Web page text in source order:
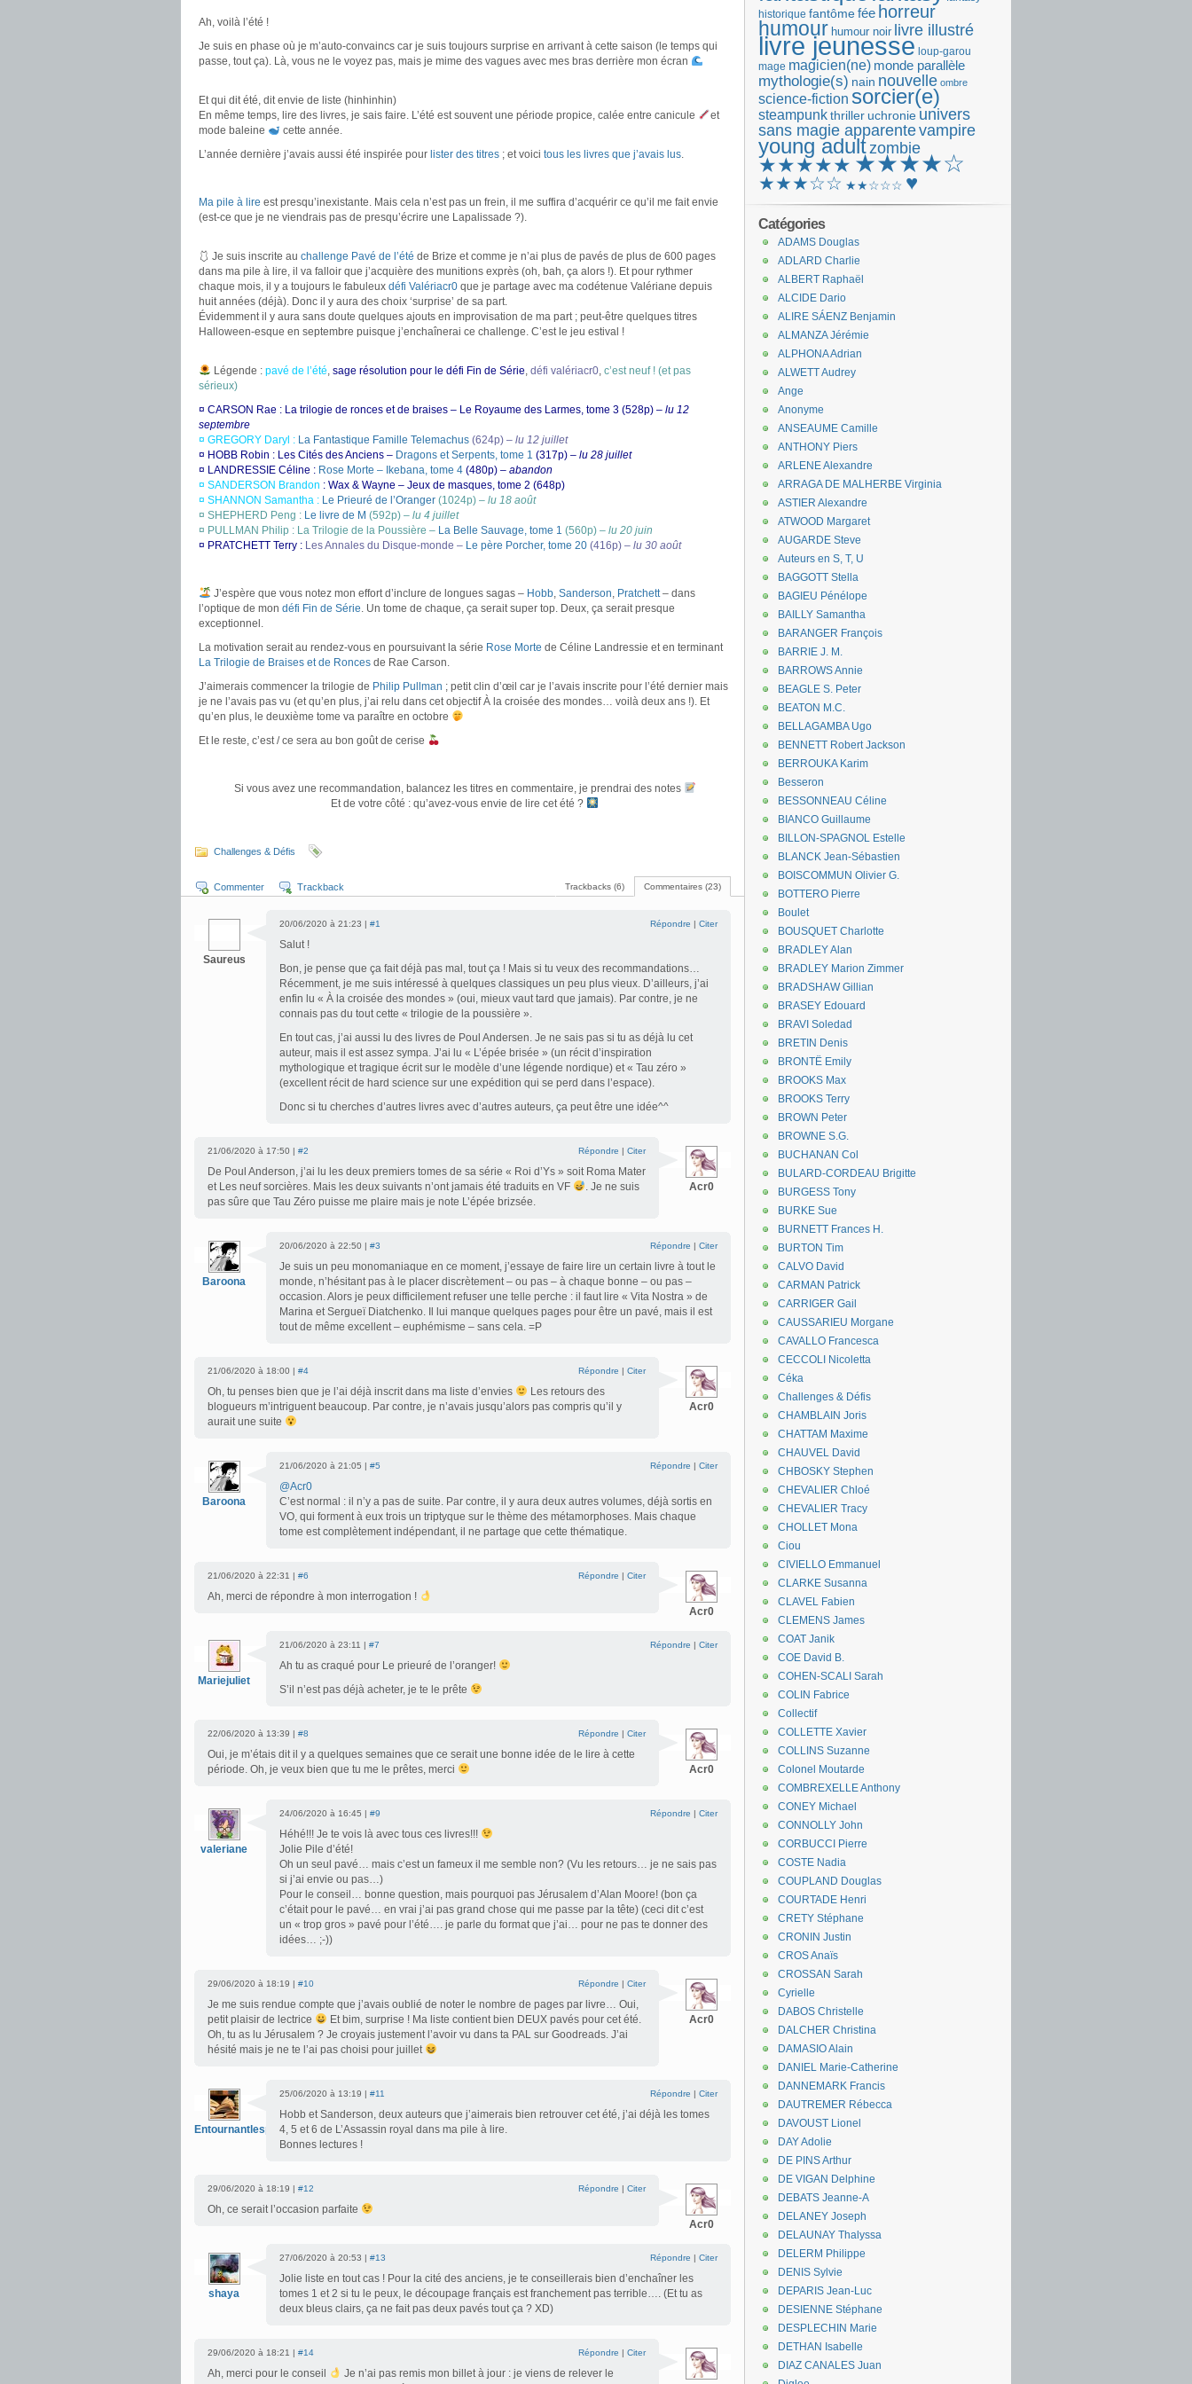
Ah, voilà l’été !
Je suis en phase où je m’auto-convaincs car je suis toujours surprise en arrivant à cette saison (le temps qui
passe, tout ça). Là, vous ne le voyez pas, mais je mime des vagues avec mes bras derrière mon écran
Et qui dit été, dit envie de liste (hinhinhin)
En même temps, lire des livres, je sais faire. L’été est souvent une période propice, calée entre canicule
et
mode baleine
cette année.
L’année dernière j’avais aussi été inspirée pour lister des titres ; et voici tous les livres que j’avais lus.
Ma pile à lire est presqu’inexistante. Mais cela n’est pas un frein, il me suffira d’acquérir ce qu’il me fait envie
(est-ce que je ne viendrais pas de presqu’écrire une Lapalissade ?).
🩱 Je suis inscrite au challenge Pavé de l’été de Brize et comme je n’ai plus de pavés de plus de 600 pages
dans ma pile à lire, il va falloir que j’acquière des munitions exprès (oh, bah, ça alors !). Et pour rythmer
chaque mois, il y a toujours le fabuleux défi Valériacr0 que je partage avec ma codétenue Valériane depuis
huit années (déjà). Donc il y aura des choix ‘surprise’ de sa part.
Évidemment il y aura sans doute quelques ajouts en improvisation de ma part ; peut-être quelques titres
Halloween-esque en septembre puisque j’enchaînerai ce challenge. C’est le jeu estival !
Légende : pavé de l’été, sage résolution pour le défi Fin de Série, défi valériacr0, c’est neuf ! (et pas
sérieux)
¤ CARSON Rae : La trilogie de ronces et de braises – Le Royaume des Larmes, tome 3 (528p) – lu 12
septembre
¤ GREGORY Daryl : La Fantastique Famille Telemachus (624p) – lu 12 juillet
¤ HOBB Robin : Les Cités des Anciens – Dragons et Serpents, tome 1 (317p) – lu 28 juillet
¤ LANDRESSIE Céline : Rose Morte – Ikebana, tome 4 (480p) – abandon
¤ SANDERSON Brandon : Wax & Wayne – Jeux de masques, tome 2 (648p)
¤ SHANNON Samantha : Le Prieuré de l’Oranger (1024p) – lu 18 août
¤ SHEPHERD Peng : Le livre de M (592p) – lu 4 juillet
¤ PULLMAN Philip : La Trilogie de la Poussière – La Belle Sauvage, tome 1 (560p) – lu 20 juin
¤ PRATCHETT Terry : Les Annales du Disque-monde – Le père Porcher, tome 20 (416p) – lu 30 août
J’espère que vous notez mon effort d’inclure de longues sagas – Hobb, Sanderson, Pratchett– dans
l’optique de mon défi Fin de Série. Un tome de chaque, ça serait super top. Deux, ça serait presque
exceptionnel.
La motivation serait au rendez-vous en poursuivant la série Rose Morte de Céline Landressie et en terminant
La Trilogie de Braises et de Ronces de Rae Carson.
J’aimerais commencer la trilogie de Philip Pullman ; petit clin d’œil car je l’avais inscrite pour l’été dernier mais
je ne l’avais pas vu (et qu’en plus, j’ai relu dans cet objectif À la croisée des mondes… voilà deux ans !). Et
qu’en plus, le deuxième tome va paraître en octobre
Et le reste, c’est / ce sera au bon goût de cerise
Si vous avez une recommandation, balancez les titres en commentaire, je prendrai des notes
Et de votre côté : qu’avez-vous envie de lire cet été ?
Challenges & Défis
Commentaires (23)
Trackbacks (6)
Commenter Trackback
Saureus
20/06/2020 à 21:23 | #1 Répondre | Citer
Salut !
Bon, je pense que ça fait déjà pas mal, tout ça ! Mais si tu veux des recommandations…
Récemment, je me suis intéressé à quelques classiques un peu plus vieux. D’ailleurs, j’ai
enfin lu « À la croisée des mondes » (oui, mieux vaut tard que jamais). Par contre, je ne
connais pas du tout cette « trilogie de la poussière ».
En tout cas, j’ai aussi lu des livres de Poul Andersen. Je ne sais pas si tu as déjà lu cet
auteur, mais il est assez sympa. J’ai lu « L’épée brisée » (un récit d’inspiration
mythologique et tragique écrit sur le modèle d’une légende nordique) et « Tau zéro »
(excellent récit de hard science sur une expédition qui se perd dans l’espace).
Donc si tu cherches d’autres livres avec d’autres auteurs, ça peut être une idée^^
Acr0
21/06/2020 à 17:50 | #2 Répondre | Citer
De Poul Anderson, j’ai lu les deux premiers tomes de sa série « Roi d’Ys » soit Roma Mater
et Les neuf sorcières. Mais les deux suivants n’ont jamais été traduits en VF
. Je ne suis
pas sûre que Tau Zéro puisse me plaire mais je note L’épée brizsée.
Baroona
20/06/2020 à 22:50 | #3 Répondre | Citer
Je suis un peu monomaniaque en ce moment, j’essaye de faire lire un certain livre à tout le
monde, n’hésitant pas à le placer discrètement – ou pas – à chaque bonne – ou pas –
occasion. Alors je peux difficilement refuser une telle perche : il faut lire « Vita Nostra » de
Marina et Sergueï Diatchenko. Il lui manque quelques pages pour être un pavé, mais il est
tout de même excellent – euphémisme – sans cela. =P
Acr0
21/06/2020 à 18:00 | #4 Répondre | Citer
Oh, tu penses bien que je l’ai déjà inscrit dans ma liste d’envies
Les retours des
blogueurs m’intriguent beaucoup. Par contre, je n’avais jusqu’alors pas compris qu’il y
aurait une suite
Baroona
21/06/2020 à 21:05 | #5 Répondre | Citer
@Acr0
C’est normal : il n’y a pas de suite. Par contre, il y aura deux autres volumes, déjà sortis en
VO, qui forment à eux trois un triptyque sur le thème des métamorphoses. Mais chaque
tome est complètement indépendant, il ne partage que cette thématique.
Acr0
21/06/2020 à 22:31 | #6 Répondre | Citer
Ah, merci de répondre à mon interrogation !
Mariejuliet
21/06/2020 à 23:11 | #7 Répondre | Citer
Ah tu as craqué pour Le prieuré de l’oranger!
S’il n’est pas déjà acheter, je te le prête
Acr0
22/06/2020 à 13:39 | #8 Répondre | Citer
Oui, je m’étais dit il y a quelques semaines que ce serait une bonne idée de le lire à cette
période. Oh, je veux bien que tu me le prêtes, merci
valeriane
24/06/2020 à 16:45 | #9 Répondre | Citer
Héhé!!! Je te vois là avec tous ces livres!!!
Jolie Pile d’été!
Oh un seul pavé… mais c’est un fameux il me semble non? (Vu les retours… je ne sais pas
si j’ai envie ou pas…)
Pour le conseil… bonne question, mais pourquoi pas Jérusalem d’Alan Moore! (bon ça
c’était pour le pavé… en vrai j’ai pas grand chose qui me passe par la tête) (ceci dit c’est
un « trop gros » pavé pour l’été…. je parle du format que j’ai… pour ne pas te donner des
idées… ;-))
Acr0
29/06/2020 à 18:19 | #10 Répondre | Citer
Je me suis rendue compte que j’avais oublié de noter le nombre de pages par livre… Oui,
petit plaisir de lectrice
Et bim, surprise ! Ma liste contient bien DEUX pavés pour cet été.
Oh, tu as lu Jérusalem ? Je croyais justement l’avoir vu dans ta PAL sur Goodreads. J’ai
hésité mais je ne te l’ai pas choisi pour juillet
Entournantlespages
25/06/2020 à 13:19 | #11 Répondre | Citer
Hobb et Sanderson, deux auteurs que j’aimerais bien retrouver cet été, j’ai déjà les tomes
4, 5 et 6 de L’Assassin royal dans ma pile à lire.
Bonnes lectures !
Acr0
29/06/2020 à 18:19 | #12 Répondre | Citer
Oh, ce serait l’occasion parfaite
shaya
27/06/2020 à 20:53 | #13 Répondre | Citer
Jolie liste en tout cas ! Pour la cité des anciens, je te conseillerais bien d’enchaîner les
tomes 1 et 2 si tu le peux, le découpage français est franchement pas terrible…. (Et tu as
deux bleus clairs, ça ne fait pas deux pavés tout ça ? XD)
29/06/2020 à 18:21 | #14 Répondre | Citer
Ah, merci pour le conseil
Je n’ai pas remis mon billet à jour : je viens de relever le
historique fantômefée horreur
humour humour noir livre illustré
livre jeunesse loup-garou
mage magicien(ne) monde parallèle
mythologie(s) nain nouvelle ombre
science-fiction sorcier(e)
steampunkthriller uchronie univers
sans magie apparentevampire
young adultzombie
★★★★★ ★★★★☆
★★★☆☆ ★★☆☆☆ ♥
Catégories
ADAMS Douglas
ADLARD Charlie
ALBERT Raphaël
ALCIDE Dario
ALIRE SÁENZ Benjamin
ALMANZA Jérémie
ALPHONA Adrian
ALWETT Audrey
Ange
Anonyme
ANSEAUME Camille
ANTHONY Piers
ARLENE Alexandre
ARRAGA DE MALHERBE Virginia
ASTIER Alexandre
ATWOOD Margaret
AUGARDE Steve
Auteurs en S, T, U
BAGGOTT Stella
BAGIEU Pénélope
BAILLY Samantha
BARANGER François
BARRIE J. M.
BARROWS Annie
BEAGLE S. Peter
BEATON M.C.
BELLAGAMBA Ugo
BENNETT Robert Jackson
BERROUKA Karim
Besseron
BESSONNEAU Céline
BIANCO Guillaume
BILLON-SPAGNOL Estelle
BLANCK Jean-Sébastien
BOISCOMMUN Olivier G.
BOTTERO Pierre
Boulet
BOUSQUET Charlotte
BRADLEY Alan
BRADLEY Marion Zimmer
BRADSHAW Gillian
BRASEY Edouard
BRAVI Soledad
BRETIN Denis
BRONTË Emily
BROOKS Max
BROOKS Terry
BROWN Peter
BROWNE S.G.
BUCHANAN Col
BULARD-CORDEAU Brigitte
BURGESS Tony
BURKE Sue
BURNETT Frances H.
BURTON Tim
CALVO David
CARMAN Patrick
CARRIGER Gail
CAUSSARIEU Morgane
CAVALLO Francesca
CECCOLI Nicoletta
Céka
Challenges & Défis
CHAMBLAIN Joris
CHATTAM Maxime
CHAUVEL David
CHBOSKY Stephen
CHEVALIER Chloé
CHEVALIER Tracy
CHOLLET Mona
Ciou
CIVIELLO Emmanuel
CLARKE Susanna
CLAVEL Fabien
CLEMENS James
COAT Janik
COE David B.
COHEN-SCALI Sarah
COLIN Fabrice
Collectif
COLLETTE Xavier
COLLINS Suzanne
Colonel Moutarde
COMBREXELLE Anthony
CONEY Michael
CONNOLLY John
CORBUCCI Pierre
COSTE Nadia
COUPLAND Douglas
COURTADE Henri
CRETY Stéphane
CRONIN Justin
CROS Anaïs
CROSSAN Sarah
Cyrielle
DABOS Christelle
DALCHER Christina
DAMASIO Alain
DANIEL Marie-Catherine
DANNEMARK Francis
DAUTREMER Rébecca
DAVOUST Lionel
DAY Adolie
DE PINS Arthur
DE VIGAN Delphine
DEBATS Jeanne-A
DELANEY Joseph
DELAUNAY Thalyssa
DELERM Philippe
DENIS Sylvie
DEPARIS Jean-Luc
DESIENNE Stéphane
DESPLECHIN Marie
DETHAN Isabelle
DIAZ CANALES Juan